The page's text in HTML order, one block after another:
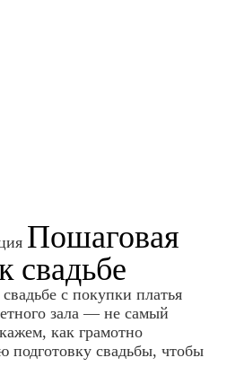
Пошаговая
свадьбе
с покупки платья
зала — не самый
как грамотно
подготовку свадьбы, чтобы